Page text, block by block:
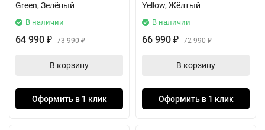
Green, Зелёный
В наличии
64 990 ₽ 73 990₽
В корзину
Оформить в 1 клик
Yellow, Жёлтый
В наличии
66 990 ₽ 72 990₽
В корзину
Оформить в 1 клик